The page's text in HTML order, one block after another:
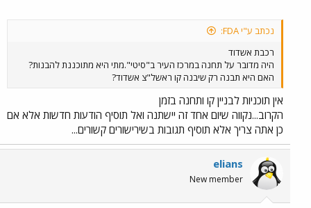
נכתב ע"י FDA:
רכבת אשדוד
היה מדובר על תחנה במרכז העיר ב"סיטי".מתי היא מתוכננת להבנות?
האם היא תבנה רק שיבנה קו ראשל"צ אשדוד?
אין תוכניות לבניין קו ותחנה בזמן
הקרוב...נקווה שיום אחד זה יישתנה ואל תוסיף הודעות חדשות אלא אם
כן אתה צריך אלא תוסיף תגובות בשירישורים קשורים...
elians
New member